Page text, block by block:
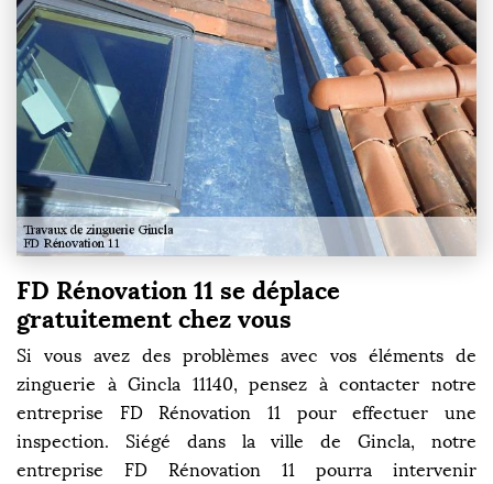
FD Rénovation 11 se déplace
gratuitement chez vous
Si vous avez des problèmes avec vos éléments de
zinguerie à Gincla 11140, pensez à contacter notre
entreprise FD Rénovation 11 pour effectuer une
inspection. Siégé dans la ville de Gincla, notre
entreprise FD Rénovation 11 pourra intervenir